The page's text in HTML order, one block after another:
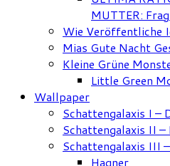
MUTTER:
Wie Veröffentliche
Mias Gute Nacht
Kleine Grüne
Little Green
Wallpaper
Schattengalaxis I –
Schattengalaxis II –
Schattengalaxis III
Hagner